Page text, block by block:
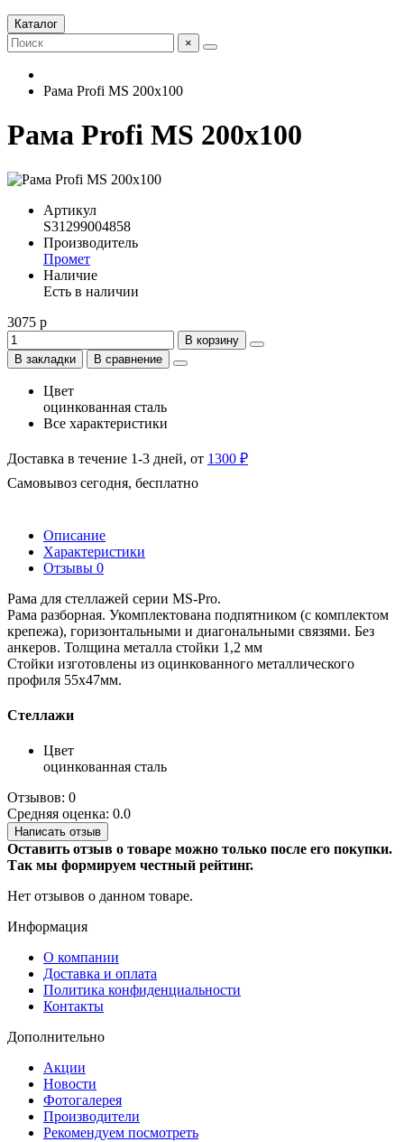
Каталог
×
Рама Profi MS 200х100
Рама Profi MS 200х100
Артикул
S31299004858
Производитель
Промет
Наличие
Есть в наличии
3075 р
В корзину
В закладки
В сравнение
Цвет
оцинкованная сталь
Все характеристики
Доставка в течение 1-3 дней, от 1300 ₽
Самовывоз сегодня, бесплатно
Описание
Характеристики
Отзывы 0
Рама для стеллажей серии MS-Pro.
Рама разборная. Укомплектована подпятником (с комплектом
крепежа), горизонтальными и диагональными связями. Без
анкеров. Толщина металла стойки 1,2 мм
Стойки изготовлены из оцинкованного металлического
профиля 55х47мм.
Стеллажи
Цвет
оцинкованная сталь
Отзывов: 0
Средняя оценка: 0.0
Написать отзыв
Оставить отзыв о товаре можно только после его покупки.
Так мы формируем честный рейтинг.
Нет отзывов о данном товаре.
Информация
О компании
Доставка и оплата
Политика конфиденциальности
Контакты
Дополнительно
Акции
Новости
Фотогалерея
Производители
Рекомендуем посмотреть